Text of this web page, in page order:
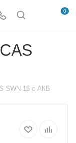
0
SWN-15 с АКБ